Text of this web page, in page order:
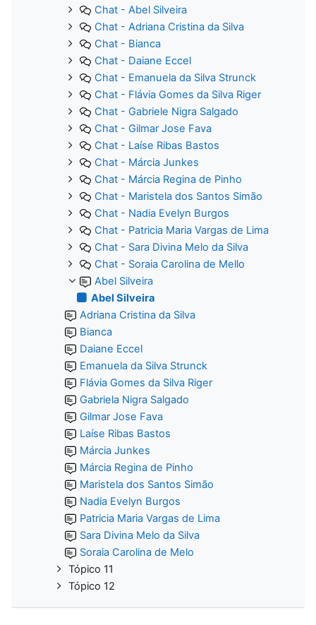
Chat - Abel Silveira
Chat - Adriana Cristina da Silva
Chat - Bianca
Chat - Daiane Eccel
Chat - Emanuela da Silva Strunck
Chat - Flávia Gomes da Silva Riger
Chat - Gabriele Nigra Salgado
Chat - Gilmar Jose Fava
Chat - Laíse Ribas Bastos
Chat - Márcia Junkes
Chat - Márcia Regina de Pinho
Chat - Maristela dos Santos Simão
Chat - Nadia Evelyn Burgos
Chat - Patricia Maria Vargas de Lima
Chat - Sara Divina Melo da Silva
Chat - Soraia Carolina de Mello
Abel Silveira
Abel Silveira
Adriana Cristina da Silva
Bianca
Daiane Eccel
Emanuela da Silva Strunck
Flávia Gomes da Silva Riger
Gabriela Nigra Salgado
Gilmar Jose Fava
Laíse Ribas Bastos
Márcia Junkes
Márcia Regina de Pinho
Maristela dos Santos Simão
Nadia Evelyn Burgos
Patricia Maria Vargas de Lima
Sara Divina Melo da Silva
Soraia Carolina de Melo
Tópico 11
Tópico 12